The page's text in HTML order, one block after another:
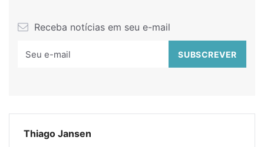
Receba notícias em seu e-mail
Thiago Jansen